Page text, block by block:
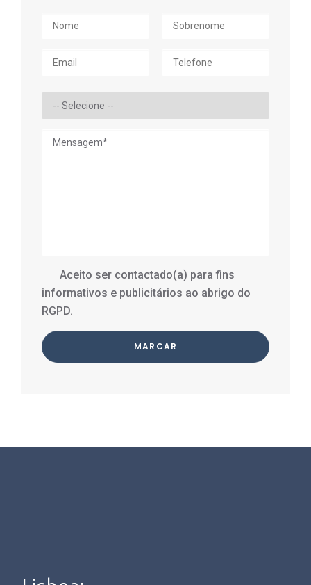
Aceito ser contactado(a) para fins
informativos e publicitários ao abrigo do
RGPD.